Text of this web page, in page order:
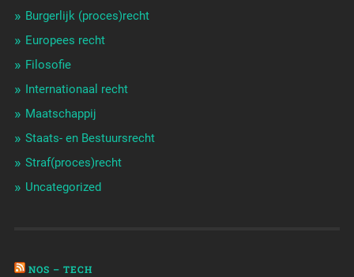
Burgerlijk (proces)recht
Europees recht
Filosofie
Internationaal recht
Maatschappij
Staats- en Bestuursrecht
Straf(proces)recht
Uncategorized
NOS – TECH